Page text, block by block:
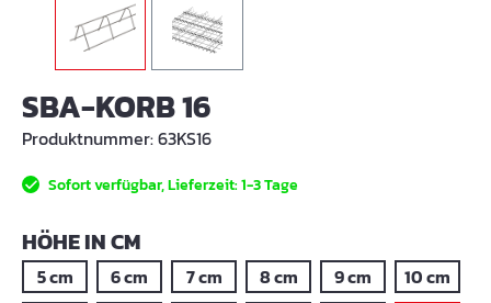
SBA-KORB 16
Produktnummer:63KS16
Sofort verfügbar, Lieferzeit: 1-3 Tage
HÖHE IN CMAUSWÄHLEN
5 cm 6 cm 7 cm 8 cm 9 cm
10 cm